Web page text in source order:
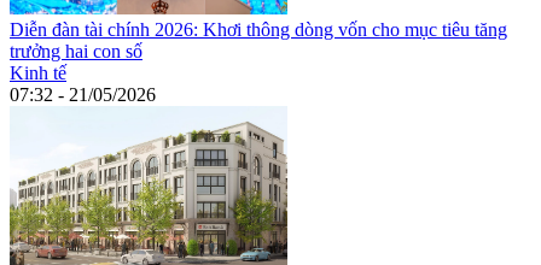
Diễn đàn tài chính 2026: Khơi thông dòng vốn cho mục tiêu tăng
trưởng hai con số
Kinh tế
07:32 - 21/05/2026